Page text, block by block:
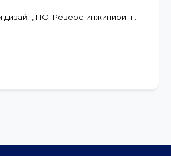
дизайн, ПО. Реверс-инжиниринг.